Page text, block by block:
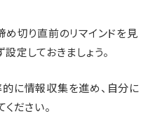
め切り直前のリマインドを見
定しておきましょう。
に情報収集を進め、自分に
ださい。